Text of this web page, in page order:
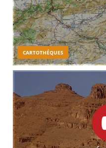
CARTOTHÉQUES